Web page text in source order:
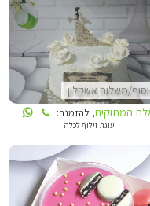
משלוח אשקלון
אלת המתוקים
המתוקים, להזמנה: |
עוגת זילוף לכלה